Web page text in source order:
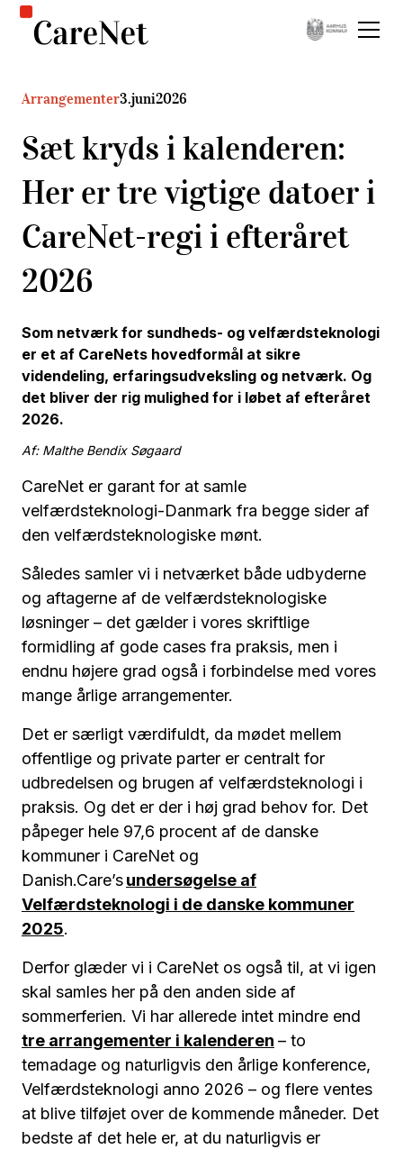
Arrangementer3.juni2026
Sæt kryds i kalenderen:
Her er tre vigtige datoer i
CareNet-regi i efteråret
2026
Som netværk for sundheds- og velfærdsteknologi
er et af CareNets hovedformål at sikre
videndeling, erfaringsudveksling og netværk. Og
det bliver der rig mulighed for i løbet af efteråret
2026.
Af: Malthe Bendix Søgaard
CareNet er garant for at samle
velfærdsteknologi-Danmark fra begge sider af
den velfærdsteknologiske mønt.
Således samler vi i netværket både udbyderne
og aftagerne af de velfærdsteknologiske
løsninger – det gælder i vores skriftlige
formidling af gode cases fra praksis, men i
endnu højere grad også i forbindelse med vores
mange årlige arrangementer.
Det er særligt værdifuldt, da mødet mellem
offentlige og private parter er centralt for
udbredelsen og brugen af velfærdsteknologi i
praksis. Og det er der i høj grad behov for. Det
påpeger hele 97,6 procent af de danske
kommuner i CareNet og
Danish.Care’sundersøgelse af
Velfærdsteknologi i de danske kommuner
2025.
Derfor glæder vi i CareNet os også til, at vi igen
skal samles her på den anden side af
sommerferien. Vi har allerede intet mindre end
tre arrangementer i kalenderen – to
temadage og naturligvis den årlige konference,
Velfærdsteknologi anno 2026 – og flere ventes
at blive tilføjet over de kommende måneder. Det
bedste af det hele er, at du naturligvis er